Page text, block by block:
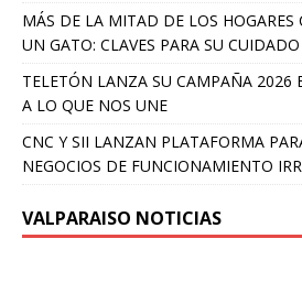
MÁS DE LA MITAD DE LOS HOGARES
UN GATO: CLAVES PARA SU
TELETÓN LANZA SU CAMPAÑA 2026
A LO QUE NOS UNE
CNC Y SII LANZAN PLATAFORMA
NEGOCIOS DE FUNCIONAMIENTO
VALPARAISO NOTICIAS